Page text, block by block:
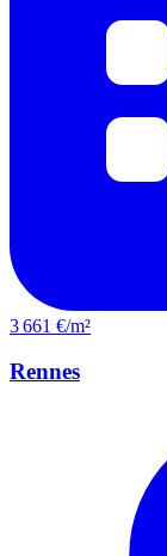
3 661 €/m²
Rennes